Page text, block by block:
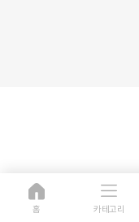
홈 카테고리